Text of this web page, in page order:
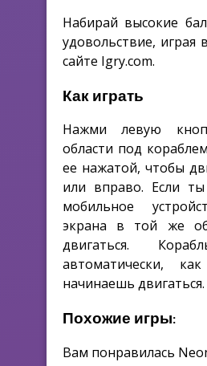
Набирай высокие
удовольствие, играя
сайте Igry.com.
Как играть
Нажми левую
области под
ее нажатой, чтобы
или вправо. Если
мобильное
экрана в той же
двигаться.
автоматически,
начинаешь двигаться.
Похожие игры:
Вам понравилась